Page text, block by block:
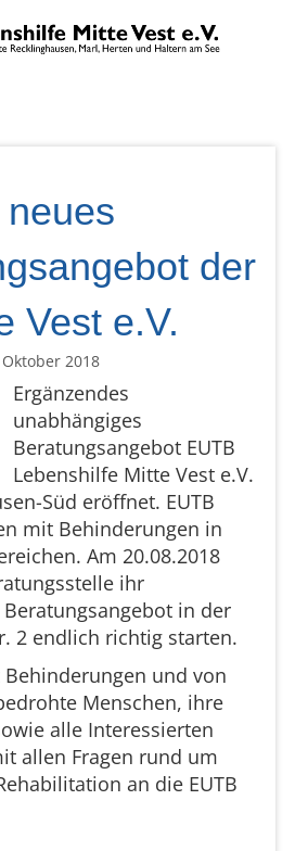
der
Vest e.V.
2018
Ergänzendes
unabhängiges
Beratungsangebot EUTB
Lebenshilfe Mitte Vest e.V.
Süd eröffnet. EUTB
mit Behinderungen in
Am 20.08.2018
ihr
in der
2 endlich richtig starten.
und von
Menschen, ihre
alle Interessierten
allen Fragen rund um
an die EUTB